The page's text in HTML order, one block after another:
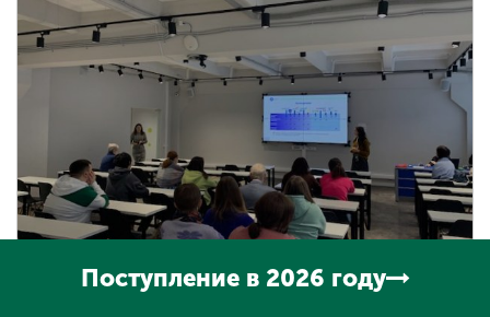
Поступление в 2026 году